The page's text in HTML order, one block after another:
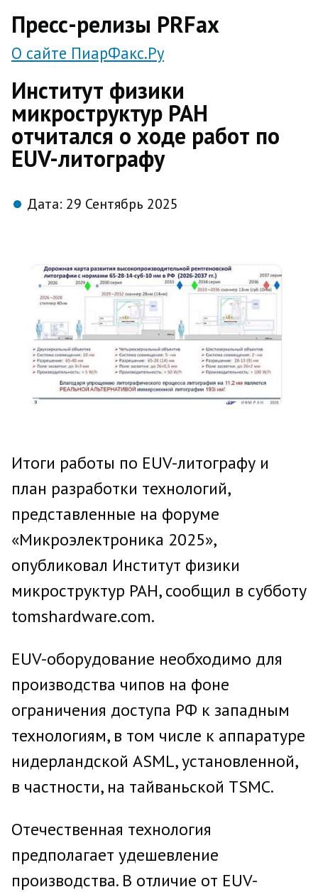
Пресс-релизы PRFax
О сайте ПиарФакс.Ру
Институт физики
микроструктур РАН
отчитался о ходе работ по
EUV-литографу
Дата: 29 Сентябрь 2025
Итоги работы по EUV-литографу и
план разработки технологий,
представленные на форуме
«Микроэлектроника 2025»,
опубликовал Институт физики
микроструктур РАН, сообщил в субботу
tomshardware.com.
EUV-оборудование необходимо для
производства чипов на фоне
ограничения доступа РФ к западным
технологиям, в том числе к аппаратуре
нидерландской ASML, установленной,
в частности, на тайваньской TSMC.
Отечественная технология
предполагает удешевление
производства. В отличие от EUV-